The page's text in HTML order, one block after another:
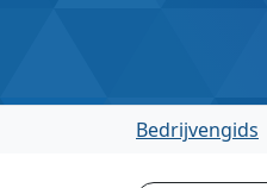
Bedrijvengids